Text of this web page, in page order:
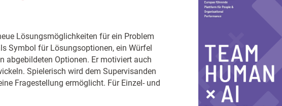
Lösungsmöglichkeiten für ein Problem
Symbol für Lösungsoptionen, ein Würfel
abgebildeten Optionen. Er motiviert auch
Spielerisch wird dem Supervisanden
Fragestellung ermöglicht. Für Einzel- und